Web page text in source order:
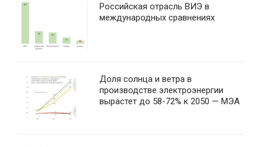
Российская отрасль ВИЭ в
международных сравнениях
Доля солнца и ветра в
производстве электроэнергии
вырастет до 58-72% к 2050 — МЭА